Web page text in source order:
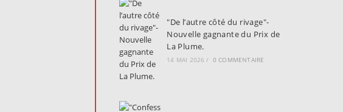
"De l’autre côté du rivage"-
Nouvelle gagnante du Prix de
La Plume.
14 MAI 2026 / 0 COMMENTAIRE